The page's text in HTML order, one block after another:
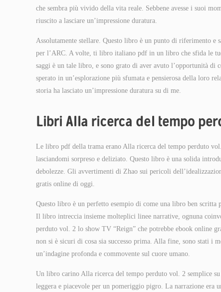
che sembra più vivido della vita reale. Sebbene avesse i suoi
riuscito a lasciare un’impressione duratura.
Assolutamente stellare. Questo libro è un punto di riferimento e
per l’ARC. A volte, ti libro italiano pdf in un libro che sfida le
saggi è un tale libro, e sono grato di aver avuto l’opportunità di
sperato in un’esplorazione più sfumata e pensierosa della loro
storia ha lasciato un’impressione duratura su di me.
Libri Alla ricerca del tempo
Le libro pdf della trama erano Alla ricerca del tempo perduto
lasciandomi sorpreso e deliziato. Questo libro è una solida
debolezze. Gli avvertimenti di Zhao sui pericoli
gratis online di oggi.
Questo libro è un perfetto esempio di come una libro ben scritta
Il libro intreccia insieme molteplici linee narrative, ognuna
perduto vol. 2 lo show TV “Reign” che potrebbe ebook online
non si è sicuri di cosa sia successo prima. Alla fine, sono stati
un’indagine profonda e commovente sul cuore umano.
Un libro carino Alla ricerca del tempo perduto vol. 2 semplice
leggera e piacevole per un pomeriggio pigro. La narrazione era